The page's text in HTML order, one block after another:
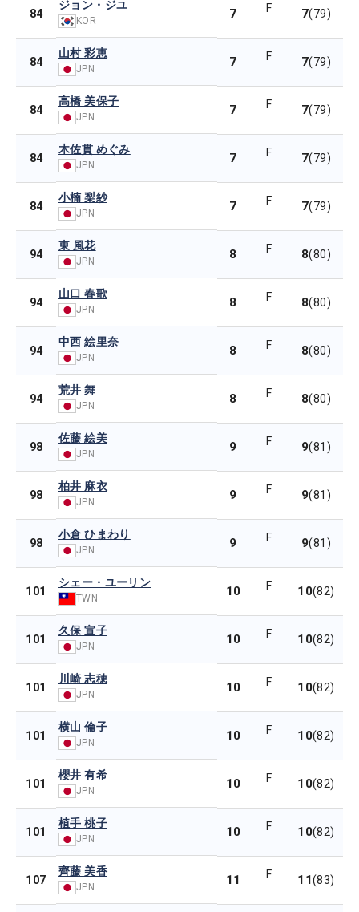
84
ジョン・ジユ
KOR 7 F 7(79)
84
山村 彩恵
JPN 7 F 7(79)
84
高橋 美保子
JPN 7 F 7(79)
84
木佐貫 めぐみ
JPN 7 F 7(79)
84
小楠 梨紗
JPN 7 F 7(79)
94
東 風花
JPN 8 F 8(80)
94
山口 春歌
JPN 8 F 8(80)
94
中西 絵里奈
JPN 8 F 8(80)
94
荒井 舞
JPN 8 F 8(80)
98
佐藤 絵美
JPN 9 F 9(81)
98
柏井 麻衣
JPN 9 F 9(81)
98
小倉 ひまわり
JPN 9 F 9(81)
101
シェー・ユーリン
TWN 10 F 10(82)
101
久保 宣子
JPN 10 F 10(82)
101
川崎 志穂
JPN 10 F 10(82)
101
横山 倫子
JPN 10 F 10(82)
101
櫻井 有希
JPN 10 F 10(82)
101
植手 桃子
JPN 10 F 10(82)
107
齊藤 美香
JPN 11 F 11(83)